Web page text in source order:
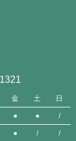
金 土 日
● ● /
● / /